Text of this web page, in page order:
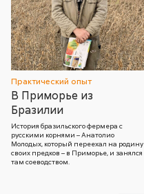
Практический опыт
В Приморье из
Бразилии
История бразильского фермера с
русскими корнями – Анатолио
Молодых, который переехал на родину
своих предков – в Приморье, и занялся
там соеводством.